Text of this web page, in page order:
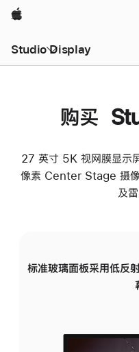
Apple
Studio Display
购买
27 英寸 5K 视网膜显示
像素 Center Stage 摄像
及
标准玻璃面板采用低反